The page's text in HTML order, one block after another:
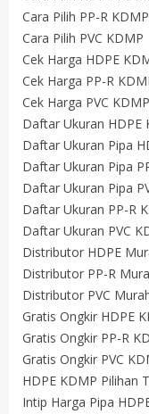
Cara Pilih PP-R KDMP
Cara Pilih PVC KDMP
Cek Harga HDPE
Cek Harga PP-R
Cek Harga PVC KDMP
Daftar Ukuran HDPE
Daftar Ukuran Pipa
Daftar Ukuran Pipa
Daftar Ukuran Pipa
Daftar Ukuran PP-R
Daftar Ukuran PVC
Distributor HDPE
Distributor PP-R
Distributor PVC
Gratis Ongkir HDPE
Gratis Ongkir PP-R
Gratis Ongkir PVC
HDPE KDMP Pilihan
Intip Harga Pipa